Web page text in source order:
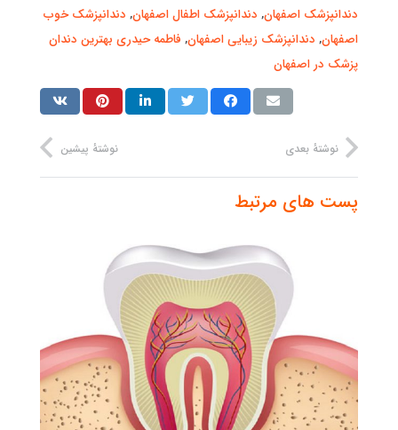
دندانپزشک اصفهان, دندانپزشک اطفال اصفهان, دندانپزشک خوب
اصفهان, دندانپزشک زیبایی اصفهان, فاطمه حیدری بهترین دندان
پزشک در اصفهان
نوشتهٔ پیشین نوشتهٔ بعدی
پست های مرتبط